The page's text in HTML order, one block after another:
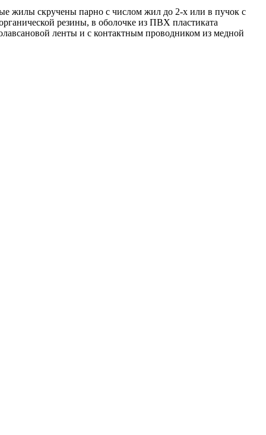
жилы скручены парно с числом жил до 2-х или в пучок с
резины, в оболочке из ПВХ пластиката
ленты и с контактным проводником из медной